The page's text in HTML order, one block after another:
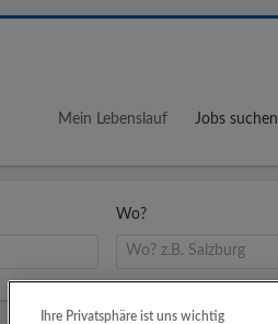
Mein Lebenslauf Jobs suchen
Wo?
Ihre Privatsphäre ist uns wichtig